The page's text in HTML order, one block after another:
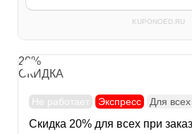
KUPONOED.RU
20%
СКИДКА
Не работает
Экспресс Для всех
Скидка 20% для всех при